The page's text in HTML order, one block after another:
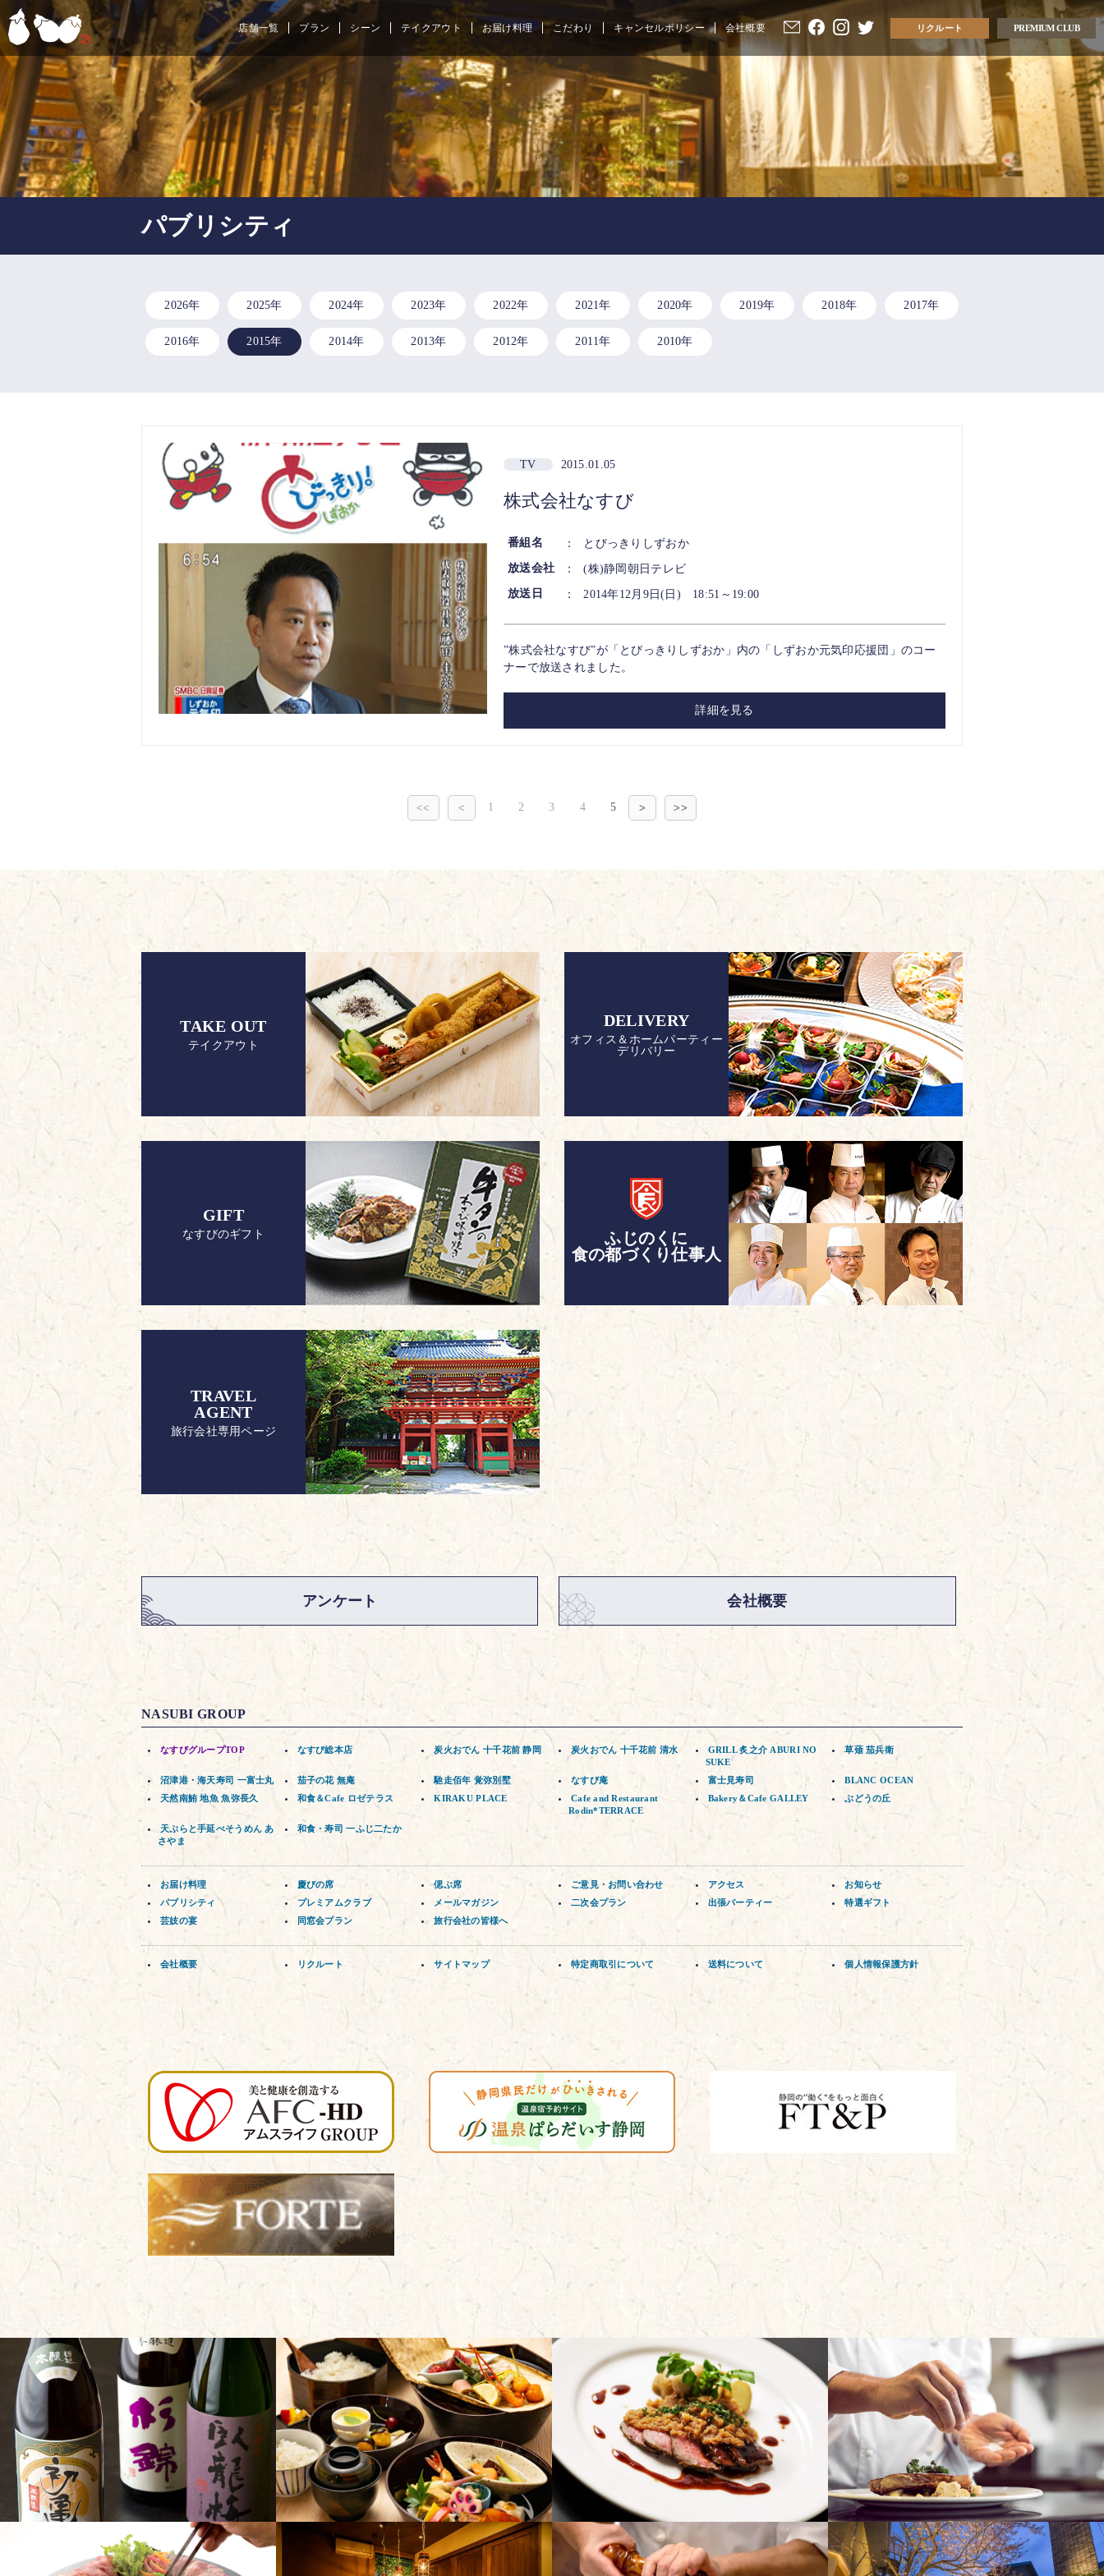
店舗一覧 プラン シーン テイクアウト お届け料理 こだわり キャンセルポリシー 会社概要 リクルート PREMIUM CLUB
パブリシティ
2026年 2025年 2024年 2023年 2022年 2021年 2020年 2019年 2018年 2017年
2016年 2015年 2014年 2013年 2012年 2011年 2010年
TV 2015.01.05
株式会社なすび
番組名 ：
とびっきりしずおか
放送会社
：
(株)静岡朝日テレビ
放送日
： 2014年12月9日(日) 18:51～19:00
”株式会社なすび”が「とびっきりしずおか」内の「しずおか元気印応援団」のコー
ナーで放送されました。
詳細を見る
<< < 1 2 3 4 5 > >>
TAKE OUT
テイクアウト
DELIVERY
オフィス＆ホームパーティー
デリバリー
GIFT
なすびのギフト
ふじのくに
食の都づくり仕事人
TRAVEL
AGENT
旅行会社専用ページ
アンケート 会社概要
NASUBI GROUP
なすびグループTOP なすび総本店 炭火おでん 十千花前 静岡 炭火おでん 十千花前 清水
GRILL 炙之介 ABURI NO
SUKE
草薙 茄兵衛
沼津港・海天寿司 一富士丸 茄子の花 無庵 馳走佰年 覚弥別墅 なすび庵 富士見寿司
BLANC OCEAN
天然南鮪 地魚 魚弥長久
和食＆Cafe ロゼテラス KIRAKU PLACE
Cafe and Restaurant
Rodin*TERRACE
Bakery＆Cafe GALLEY ぶどうの丘
天ぷらと手延べそうめん あ
さやま
和食・寿司 一ふじ二たか
お届け料理 慶びの席 偲ぶ席 ご意見・お問い合わせ アクセス
お知らせ
パブリシティ
プレミアムクラブ メールマガジン 二次会プラン 出張パーティー
特選ギフト
芸妓の宴
同窓会プラン 旅行会社の皆様へ
会社概要 リクルート サイトマップ 特定商取引について 送料について 個人情報保護方針